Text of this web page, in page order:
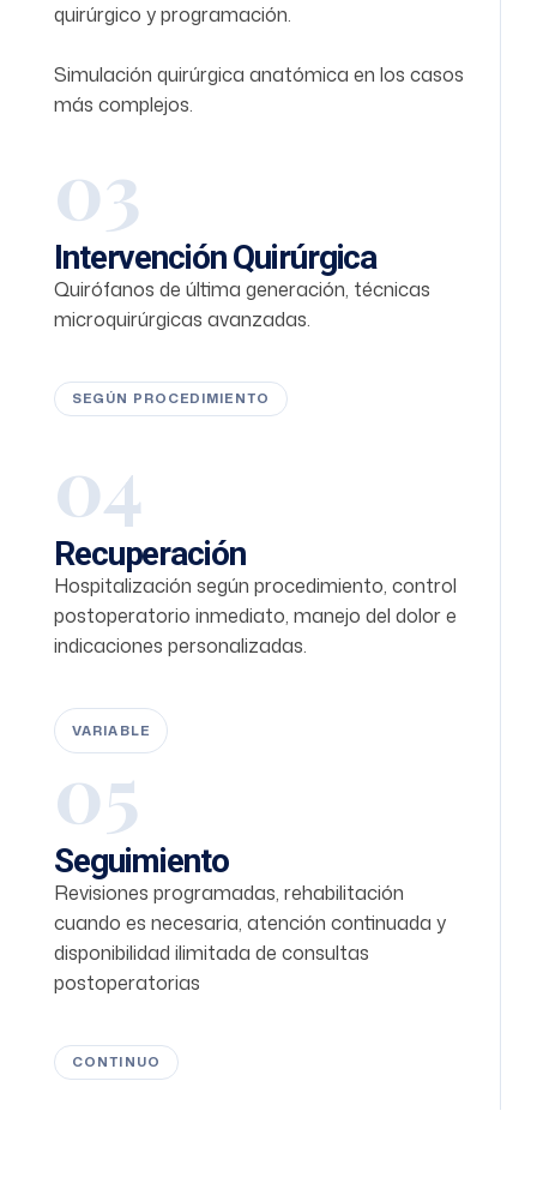
quirúrgico y programación.
Simulación quirúrgica anatómica en los casos
más complejos.
03
Intervención Quirúrgica
Quirófanos de última generación, técnicas
microquirúrgicas avanzadas.
SEGÚN PROCEDIMIENTO
04
Recuperación
Hospitalización según procedimiento, control
postoperatorio inmediato, manejo del dolor e
indicaciones personalizadas.
VARIABLE
05
Seguimiento
Revisiones programadas, rehabilitación
cuando es necesaria, atención continuada y
disponibilidad ilimitada de consultas
postoperatorias
CONTINUO